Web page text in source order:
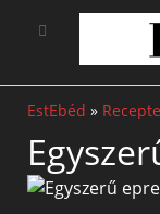
EstEbéd »